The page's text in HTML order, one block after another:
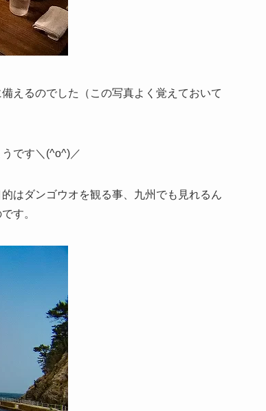
えるのでした（この写真よく覚えておいて
です＼(^o^)／
はダンゴウオを観る事、九州でも見れるん
す。